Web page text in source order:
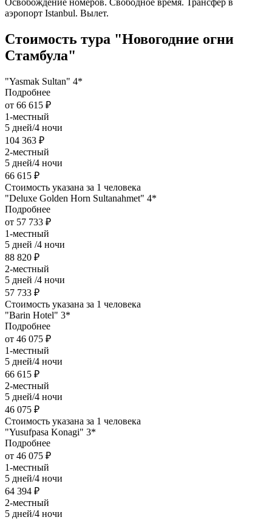
аэропорт Istanbul. Вылет.
Стоимость тура "Новогодние огни
Стамбула"
"Yasmak Sultan" 4*
Подробнее
от 66 615 ₽
1-местный
5 дней/4 ночи
104 363 ₽
2-местный
5 дней/4 ночи
66 615 ₽
Стоимость указана за 1 человека
"Deluxe Golden Horn Sultanahmet" 4*
Подробнее
от 57 733 ₽
1-местный
5 дней /4 ночи
88 820 ₽
2-местный
5 дней /4 ночи
57 733 ₽
Стоимость указана за 1 человека
"Barin Hotel" 3*
Подробнее
от 46 075 ₽
1-местный
5 дней/4 ночи
66 615 ₽
2-местный
5 дней/4 ночи
46 075 ₽
Стоимость указана за 1 человека
"Yusufpasa Konagi" 3*
Подробнее
от 46 075 ₽
1-местный
5 дней/4 ночи
64 394 ₽
2-местный
5 дней/4 ночи